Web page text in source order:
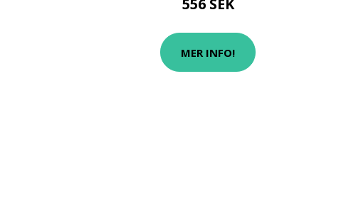
556 SEK
MER INFO!